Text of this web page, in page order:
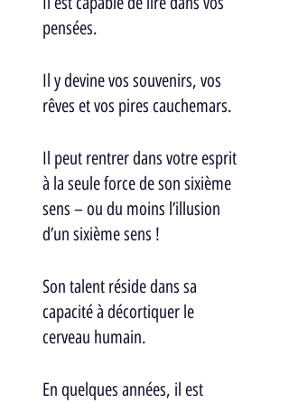
pensées.
Il y devine vos souvenirs, vos
rêves et vos pires cauchemars.
Il peut rentrer dans votre esprit
à la seule force de son sixième
sens – ou du moins l’illusion
d’un sixième sens !
Son talent réside dans sa
capacité à décortiquer le
cerveau humain.
En quelques années, il est